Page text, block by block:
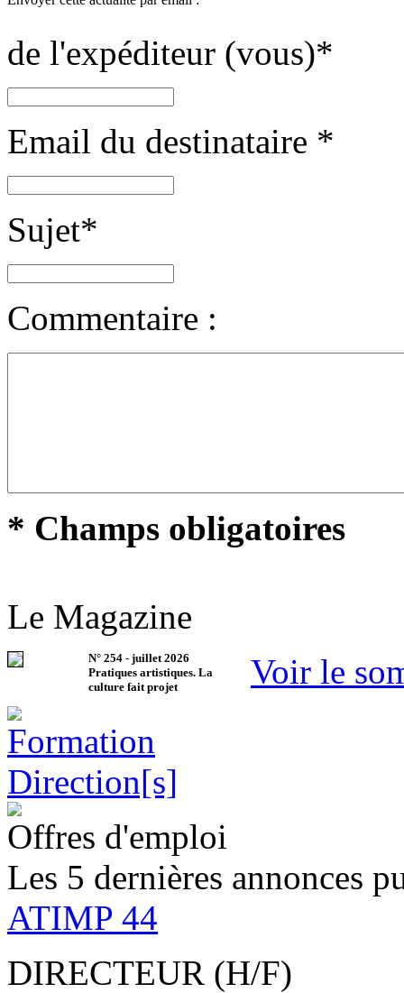
de l'expéditeur (vous)*
Email du destinataire *
Sujet*
Commentaire :
* Champs obligatoires
Le Magazine
N° 254 - juillet 2026
Pratiques artistiques. La
culture fait projet
Voir le
Offres d'emploi
Les 5 dernières annonces
ATIMP 44
DIRECTEUR (H/F)